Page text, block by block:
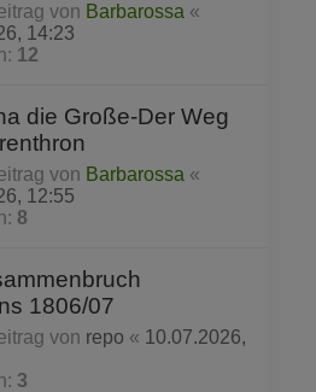
von Barbarossa «
14:23
12
die Große-Der Weg
von Barbarossa «
12:55
8
1806/07
von repo « 10.07.2026,
3